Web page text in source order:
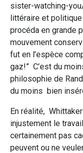
sister-watching-
littéraire et
procéda en grande
mouvement
fut en l’espèce
gaz!” C’est du
philosophie de
du moins bien
En réalité,
injustement le
certainement pas
peuvent ou ne